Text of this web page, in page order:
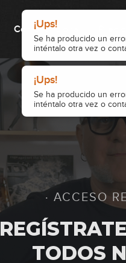
¡Ups!
Se ha producido un
inténtalo otra vez o
¡Ups!
Se ha producido un
inténtalo otra vez o
Cómo funciona
· ACCESO
TODOS